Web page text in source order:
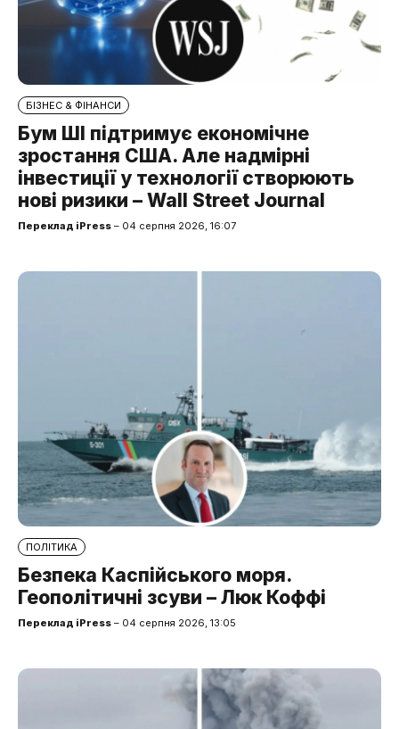
БІЗНЕС & ФІНАНСИ
Бум ШІ підтримує економічне
зростання США. Але надмірні
інвестиції у технології створюють
нові ризики – Wall Street Journal
Переклад iPress – 04 серпня 2026, 16:07
ПОЛІТИКА
Безпека Каспійського моря.
Геополітичні зсуви – Люк Коффі
Переклад iPress – 04 серпня 2026, 13:05